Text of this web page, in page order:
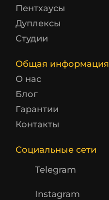
Пентхаусы
Дуплексы
Студии
Общая информация
О нас
Блог
Гарантии
Контакты
Социальные сети
Telegram
Instagram